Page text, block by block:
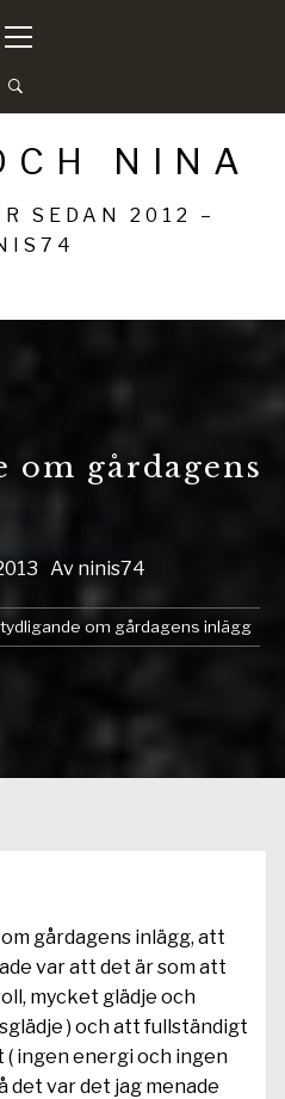
meny
NINA
SEDAN 2012 –
om gårdagens
Av ninis74
om gårdagens inlägg
gårdagens inlägg, att
var att det är som att
mycket glädje och
) och att fullständigt
( ingen energi och ingen
var det jag menade